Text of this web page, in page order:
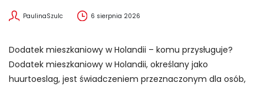
PaulinaSzulc 6 sierpnia 2026
Dodatek mieszkaniowy w Holandii – komu przysługuje?
Dodatek mieszkaniowy w Holandii, określany jako
huurtoeslag, jest świadczeniem przeznaczonym dla osób,